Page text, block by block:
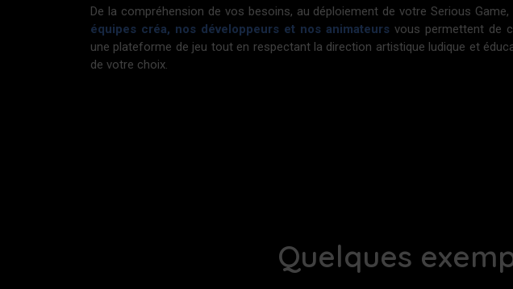
De la compréhension de vos besoins, au déploiement de votre Serious Game,
équipes créa, nos développeurs et nos animateurs vous permettent de
une plateforme de jeu tout en respectant la direction artistique ludique et
de votre choix.
Quelques